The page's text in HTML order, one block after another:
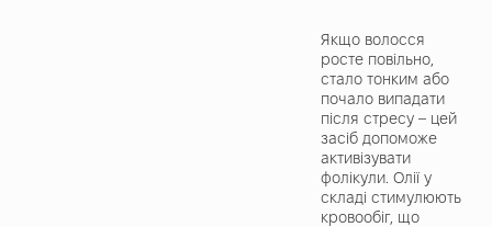
Якщо волосся
росте повільно,
стало тонким або
почало випадати
після стресу – цей
засіб допоможе
активізувати
фолікули. Олії у
складі стимулюють
кровообіг, що